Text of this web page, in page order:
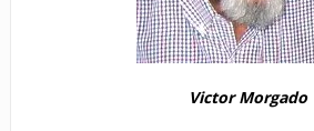
Victor Morgado